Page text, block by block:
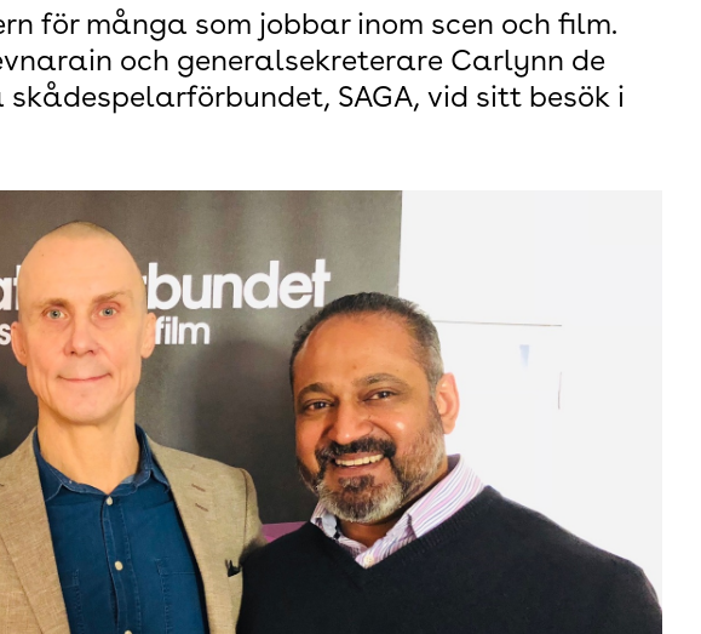
för många som jobbar inom scen och film.
och generalsekreterare Carlynn de
SAGA, vid sitt besök i